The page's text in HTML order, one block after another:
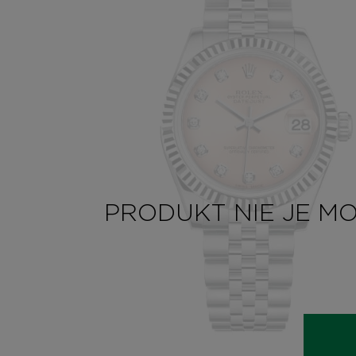
PRODUKT NIE JE